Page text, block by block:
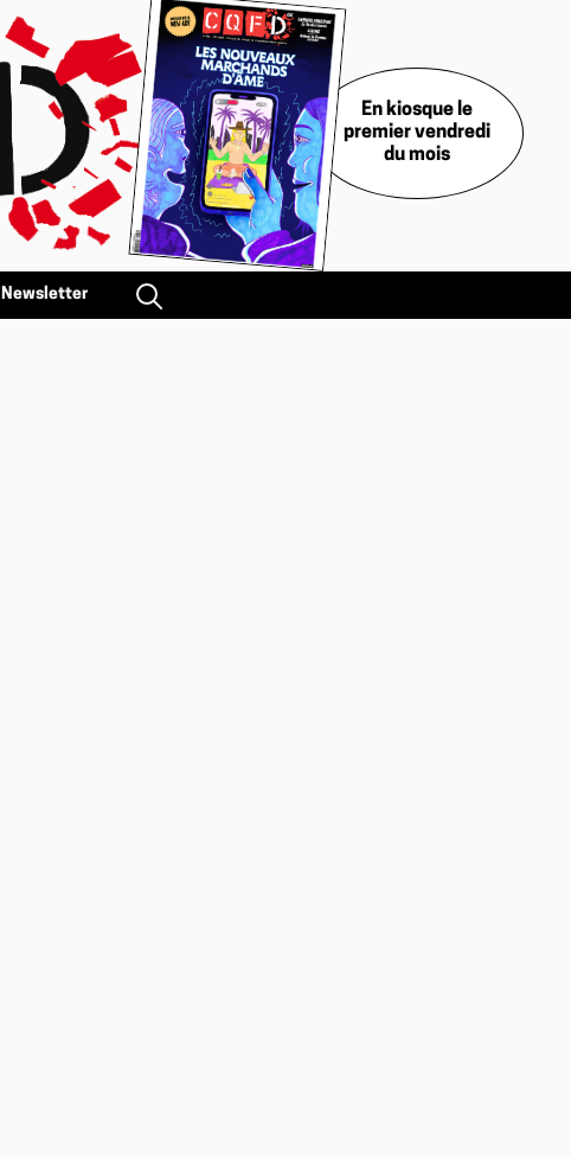
En kiosque le
premier vendredi
du mois
Newsletter